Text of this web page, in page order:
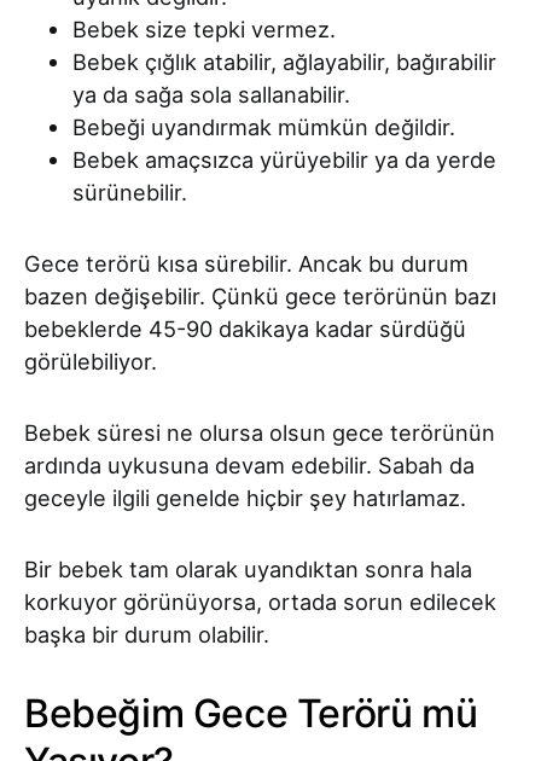
Bebek size tepki vermez.
Bebek çığlık atabilir, ağlayabilir, bağırabilir
ya da sağa sola sallanabilir.
Bebeği uyandırmak mümkün değildir.
Bebek amaçsızca yürüyebilir ya da yerde
sürünebilir.
Gece terörü kısa sürebilir. Ancak bu durum
bazen değişebilir. Çünkü gece terörünün bazı
bebeklerde 45-90 dakikaya kadar sürdüğü
görülebiliyor.
Bebek süresi ne olursa olsun gece terörünün
ardında uykusuna devam edebilir. Sabah da
geceyle ilgili genelde hiçbir şey hatırlamaz.
Bir bebek tam olarak uyandıktan sonra hala
korkuyor görünüyorsa, ortada sorun edilecek
başka bir durum olabilir.
Bebeğim Gece Terörü mü